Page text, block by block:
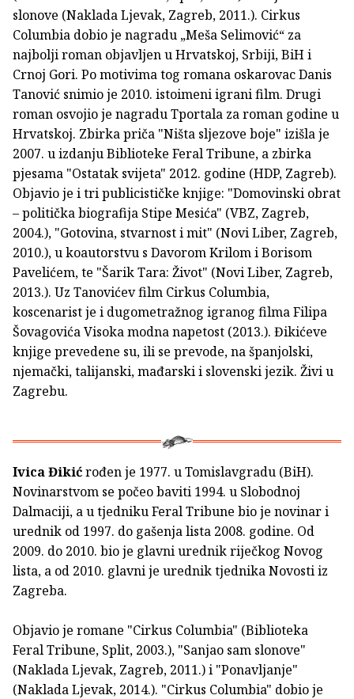
slonove (Naklada Ljevak, Zagreb, 2011.). Cirkus
Columbia dobio je nagradu „Meša Selimović“ za
najbolji roman objavljen u Hrvatskoj, Srbiji, BiH i
Crnoj Gori. Po motivima tog romana oskarovac Danis
Tanović snimio je 2010. istoimeni igrani film. Drugi
roman osvojio je nagradu Tportala za roman godine u
Hrvatskoj. Zbirka priča "Ništa sljezove boje" izišla je
2007. u izdanju Biblioteke Feral Tribune, a zbirka
pjesama "Ostatak svijeta" 2012. godine (HDP, Zagreb).
Objavio je i tri publicističke knjige: "Domovinski obrat
– politička biografija Stipe Mesića" (VBZ, Zagreb,
2004.), "Gotovina, stvarnost i mit" (Novi Liber, Zagreb,
2010.), u koautorstvu s Davorom Krilom i Borisom
Pavelićem, te "Šarik Tara: Život" (Novi Liber, Zagreb,
2013.). Uz Tanovićev film Cirkus Columbia,
koscenarist je i dugometražnog igranog filma Filipa
Šovagovića Visoka modna napetost (2013.). Đikićeve
knjige prevedene su, ili se prevode, na španjolski,
njemački, talijanski, mađarski i slovenski jezik. Živi u
Zagrebu.
Ivica Đikićrođen je 1977. u Tomislavgradu (BiH).
Novinarstvom se počeo baviti 1994. u Slobodnoj
Dalmaciji, a u tjedniku Feral Tribune bio je novinar i
urednik od 1997. do gašenja lista 2008. godine. Od
2009. do 2010. bio je glavni urednik riječkog Novog
lista, a od 2010. glavni je urednik tjednika Novosti iz
Zagreba.
Objavio je romane "Cirkus Columbia" (Biblioteka
Feral Tribune, Split, 2003.), "Sanjao sam slonove"
(Naklada Ljevak, Zagreb, 2011.) i "Ponavljanje"
(Naklada Ljevak, 2014.). "Cirkus Columbia" dobio je